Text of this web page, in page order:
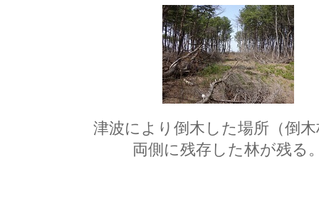
津波により倒木した場所（倒
両側に残存した林が残る